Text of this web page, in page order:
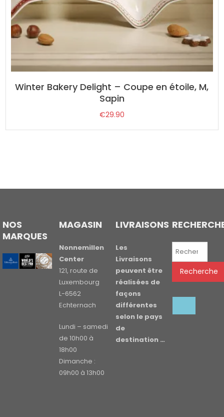
Winter Bakery Delight – Coupe en étoile, M,
Sapin
€29.90
NOS
MARQUES
MAGASIN
Nonnemillen
Center
121, route de
Luxembourg
L-6562
Echternach
Lundi – samedi
de 10h00 à
18h00
Dimanche :
09h00 à 13h00
LIVRAISONS
Les
Livraisons
peuvent être
réalisées de
façons
différentes
selon le pays
de
destination …
Recherche